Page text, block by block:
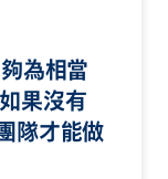
為相當
果沒有
隊才能做